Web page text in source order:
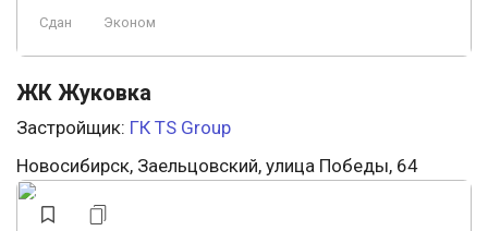
Сдан Эконом
ЖК Жуковка
Застройщик: ГК TS Group
Новосибирск, Заельцовский, улица Победы, 64